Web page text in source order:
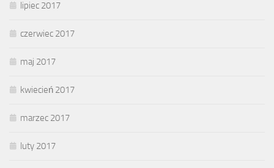
lipiec 2017
czerwiec 2017
maj 2017
kwiecień 2017
marzec 2017
luty 2017